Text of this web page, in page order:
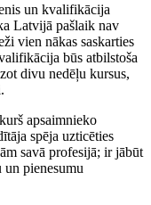
un kvalifikācija
Latvijā pašlaik nav
vien nākas saskarties
būs atbilstoša
divu nedēļu kursus,
apsaimnieko
spēja uzticēties
savā profesijā; ir jābūt
un pienesumu